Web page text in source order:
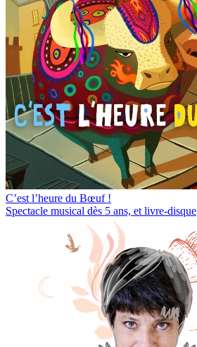
C’est l’heure du Bœuf !
Spectacle musical dès 5 ans, et livre-disque